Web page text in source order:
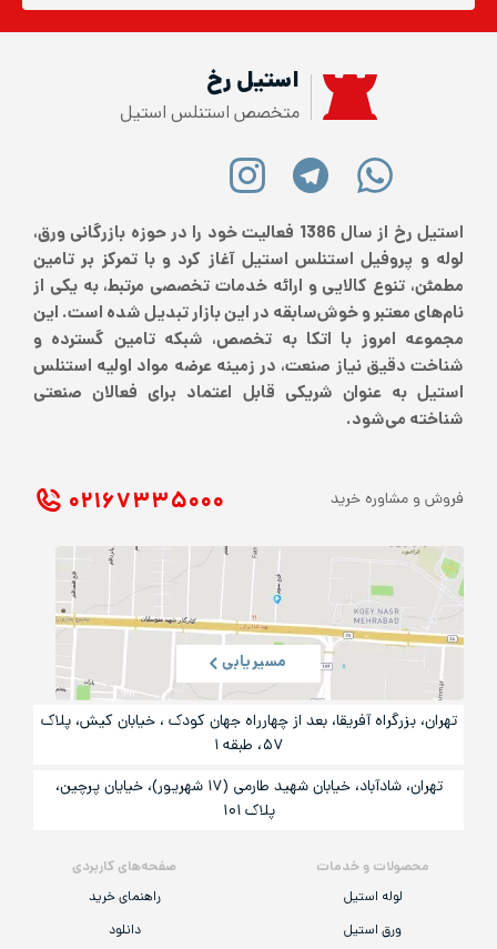
استیل رخ
متخصص استنلس استیل
استیل رخ از سال 1386 فعالیت خود را در حوزه بازرگانی ورق،
لوله و پروفیل استنلس استیل آغاز کرد و با تمرکز بر تامین
مطمئن، تنوع کالایی و ارائه خدمات تخصصی مرتبط، به یکی از
نام‌های معتبر و خوش‌سابقه در این بازار تبدیل شده است. این
مجموعه امروز با اتکا به تخصص، شبکه تامین گسترده و
شناخت دقیق نیاز صنعت، در زمینه عرضه مواد اولیه استنلس
استیل به عنوان شریکی قابل اعتماد برای فعالان صنعتی
شناخته می‌شود.
محصولات و خدمات
لوله استیل
ورق استیل
صفحه‌های کاربردی
راهنمای خرید
دانلود
فروش و مشاوره خرید ۰۲۱ ۶۷۳۳۵۰۰۰
مسیریابی
تهران، بزرگراه آفریقا، بعد از چهارراه جهان کودک ، خیابان کیش، پلاک
۵۷، طبقه ۱
تهران، شادآباد، خیابان شهید طارمی (۱۷ شهریور)، خیایان پرچین،
پلاک ۱۰۱